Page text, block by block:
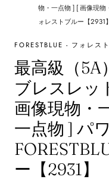
物・一点物 ] [ 画像現物
ォレストブルー【2931】
FORESTBLUE - フォレス
最高級（5A
ブレスレッ
画像現物・
一点物 ] パ
ー【2931】